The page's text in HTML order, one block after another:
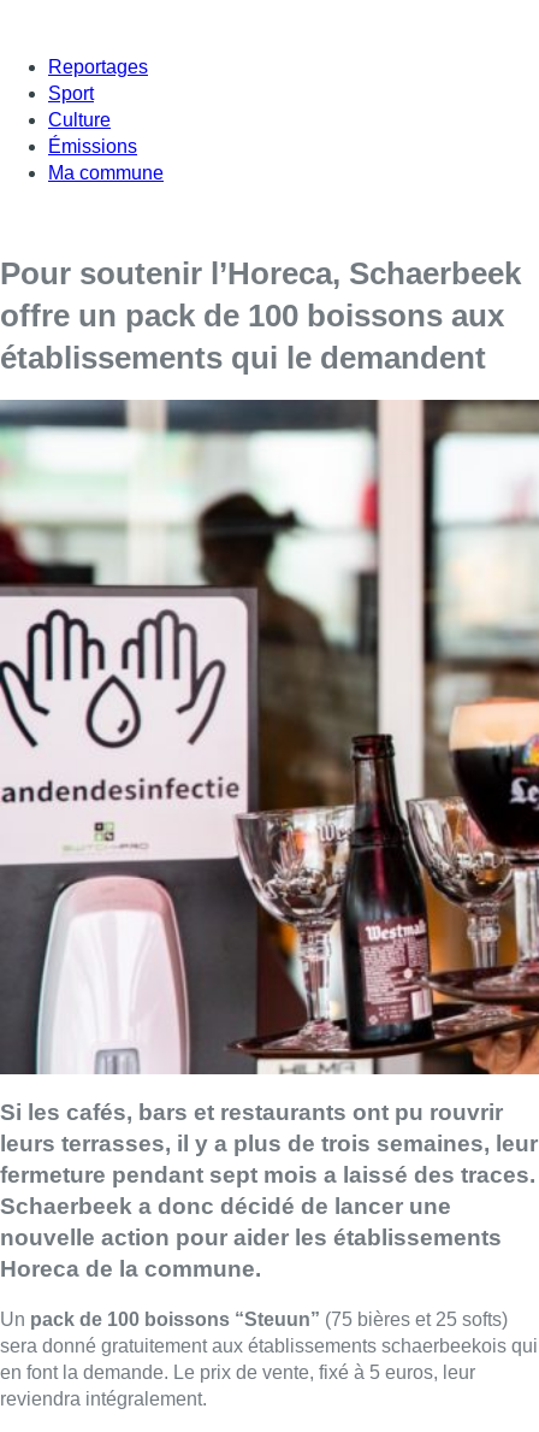
Reportages
Sport
Culture
Émissions
Ma commune
Pour soutenir l’Horeca, Schaerbeek
offre un pack de 100 boissons aux
établissements qui le demandent
Si les cafés, bars et restaurants ont pu rouvrir
leurs terrasses, il y a plus de trois semaines, leur
fermeture pendant sept mois a laissé des traces.
Schaerbeek a donc décidé de lancer une
nouvelle action pour aider les établissements
Horeca de la commune.
Un pack de 100 boissons “Steuun” (75 bières et 25 softs)
sera donné gratuitement aux établissements schaerbeekois qui
en font la demande. Le prix de vente, fixé à 5 euros, leur
reviendra intégralement.